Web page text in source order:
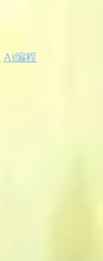
Ai编程